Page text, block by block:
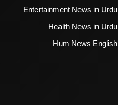
Entertainment News in Urdu
Health News in Urdu
Hum News English